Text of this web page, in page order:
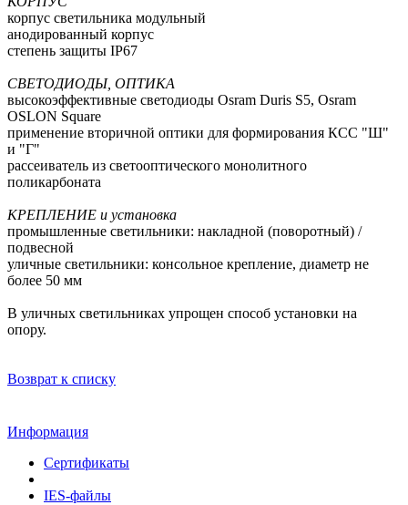
корпус светильника модульный
анодированный корпус
степень защиты IP67
СВЕТОДИОДЫ, ОПТИКА
высокоэффективные светодиоды Osram Duris S5, Osram
OSLON Square
применение вторичной оптики для формирования КСС "Ш"
и "Г"
рассеиватель из светооптического монолитного
поликарбоната
КРЕПЛЕНИЕ и установка
промышленные светильники: накладной (поворотный) /
подвесной
уличные светильники: консольное крепление, диаметр не
более 50 мм
В уличных светильниках упрощен способ установки на
опору.
Возврат к списку
Информация
Сертификаты
IES-файлы